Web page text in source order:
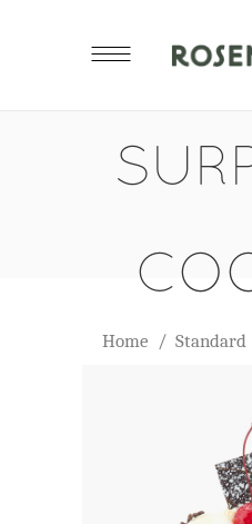
Home / Standard